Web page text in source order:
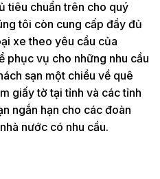
tiêu chuẩn trên cho quý
tôi còn cung cấp đầy đủ
xe theo yêu cầu của
phục vụ cho những nhu cầu
sạn một chiều về quê
giấy tờ tại tỉnh và các tỉnh
ngắn hạn cho các đoàn
nước có nhu cầu.